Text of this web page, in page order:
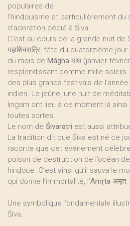
populaires de
l’hindouisme et particulièrement du
d’adoration dédié à Śiva.
C’est au cours de la grande nuit de
महाशिवरात्रि, fête du quatorzième
du mois de Māgha माघ (janvier-
resplendissant comme mille soleils.
des plus grands festivals de
indien. Le jeûne, une nuit de
lingam ont lieu à ce moment là
toutes sortes.
Le nom de Śivaratri est aussi
La tradition dit que Śiva est né ce
raconte que cet événement
poison de destruction de l’océan
hindoue. C’est ainsi qu’il sauva le
qui donne l’immortalité, l’Amṛta अमृत.
Une symbolique fondamentale
Śiva.